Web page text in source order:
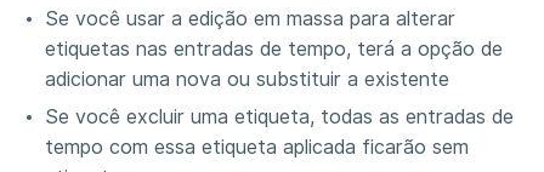
Se você usar a edição em massa para alterar
etiquetas nas entradas de tempo, terá a opção de
adicionar uma nova ou substituir a existente
Se você excluir uma etiqueta, todas as entradas de
tempo com essa etiqueta aplicada ficarão sem